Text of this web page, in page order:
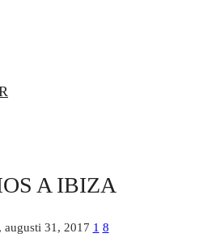
A IBIZA
augusti 31, 2017 1 8